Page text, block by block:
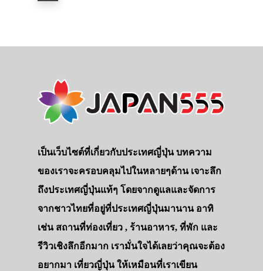
เป็นเว็บไซต์ที่เกี่ยวกับประเทศญี่ปุ่น บทความ
ของเราจะครอบคลุมไปในหลายๆด้าน เจาะลึก
ถึงประเทศญี่ปุ่นแท้ๆ โดยจากดูแลและจัดการ
จากชาวไทยที่อยู่ที่ประเทศญี่ปุ่นมานาน อาทิ
เช่น สถานที่ท่องเที่ยว , ร้านอาหาร, ที่พัก และ
รีวิวเชิงลึกอีกมาก เรามั่นใจได้เลยว่าคุณจะต้อง
อยากมา เที่ยวญี่ปุ่น ให้เหมือนที่เราเขียน